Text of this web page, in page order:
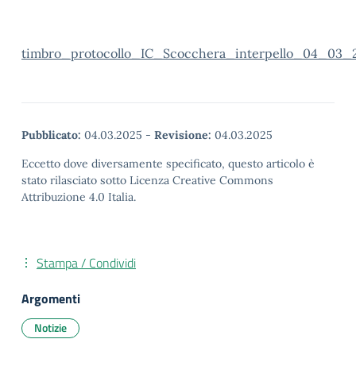
Pubblicato: 04.03.2025 - Revisione: 04.03.2025
Eccetto dove diversamente specificato, questo articolo è
stato rilasciato sotto Licenza Creative Commons
Attribuzione 4.0 Italia.
Stampa / Condividi
Argomenti
Notizie